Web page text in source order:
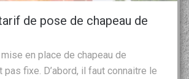
de pose de chapeau de
en place de chapeau de
pas fixe. D’abord, il faut connaitre le